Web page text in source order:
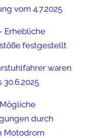
vom 4.7.2025
Erhebliche
festgestellt
waren
durch
Motodrom